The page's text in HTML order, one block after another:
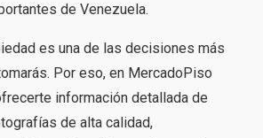
de Venezuela.
es una de las decisiones más
Por eso, en MercadoPiso
información detallada de
de alta calidad,